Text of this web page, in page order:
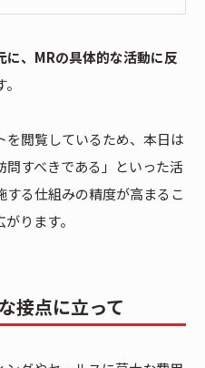
に、MRの具体的な活動に反
閲覧しているため、本日は
すべきである」といった活
る仕組みの精度が高まるこ
ります。
接点に立って